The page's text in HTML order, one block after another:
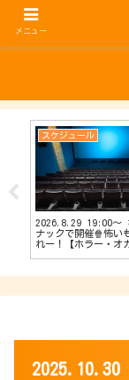
スケジュール
2026.8.29 19:00〜
ナックで開催🍿怖い
れー！【ホラー・オ
2025.10.30
メニュー